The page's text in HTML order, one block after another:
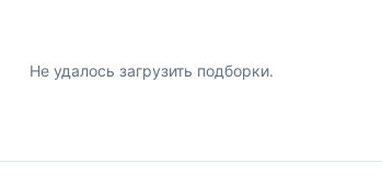
Не удалось загрузить подборки.